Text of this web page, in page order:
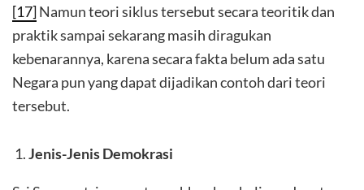
[17]Namun teori siklus tersebut secara teoritik dan
praktik sampai sekarang masih diragukan
kebenarannya, karena secara fakta belum ada satu
Negara pun yang dapat dijadikan contoh dari teori
tersebut.
Jenis-Jenis Demokrasi